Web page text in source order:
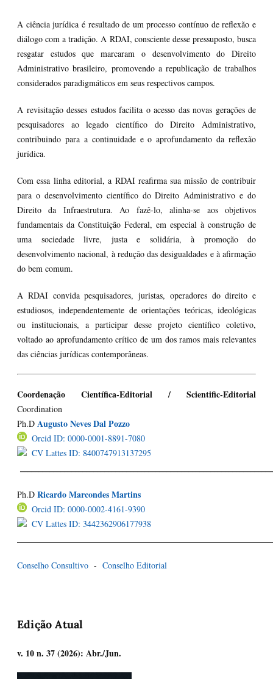
A ciência jurídica é resultado de um processo contínuo de reflexão e
diálogo com a tradição. A RDAI, consciente desse pressuposto, busca
resgatar estudos que marcaram o desenvolvimento do Direito
Administrativo brasileiro, promovendo a republicação de trabalhos
considerados paradigmáticos em seus respectivos campos.
A revisitação desses estudos facilita o acesso das novas gerações de
pesquisadores ao legado científico do Direito Administrativo,
contribuindo para a continuidade e o aprofundamento da reflexão
jurídica.
Com essa linha editorial, a RDAI reafirma sua missão de contribuir
para o desenvolvimento científico do Direito Administrativo e do
Direito da Infraestrutura. Ao fazê-lo, alinha-se aos objetivos
fundamentais da Constituição Federal, em especial à construção de
uma sociedade livre, justa e solidária, à promoção do
desenvolvimento nacional, à redução das desigualdades e à afirmação
do bem comum.
A RDAI convida pesquisadores, juristas, operadores do direito e
estudiosos, independentemente de orientações teóricas, ideológicas
ou institucionais, a participar desse projeto científico coletivo,
voltado ao aprofundamento crítico de um dos ramos mais relevantes
das ciências jurídicas contemporâneas.
Coordenação Científica-Editorial / Scientific-Editorial
Coordination
Ph.D Augusto Neves Dal Pozzo
Orcid ID: 0000-0001-8891-7080
CV Lattes ID: 8400747913137295
Ph.D Ricardo Marcondes Martins
Orcid ID: 0000-0002-4161-9390
CV Lattes ID: 3442362906177938
Conselho Consultivo - Conselho Editorial
Edição Atual
v. 10 n. 37 (2026): Abr./Jun.